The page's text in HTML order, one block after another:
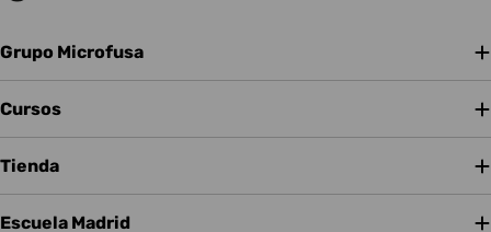
Grupo Microfusa
Cursos
Tienda
Escuela Madrid